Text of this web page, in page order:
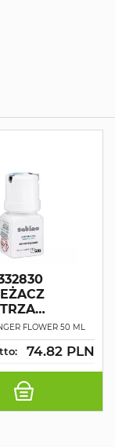
FLOWER 50 ML
74.82 PLN